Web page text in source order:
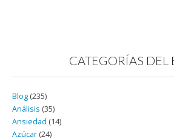
CATEGORÍAS DEL
Blog (235)
Análisis (35)
Ansiedad (14)
Azúcar (24)